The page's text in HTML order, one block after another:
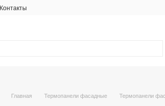
Контакты
Главная Термопанели фасадные Термопанели